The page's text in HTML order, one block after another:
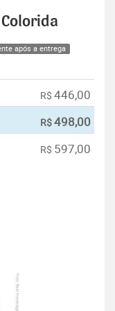
após a entrega
R$ 446,00
R$498,00
R$ 597,00